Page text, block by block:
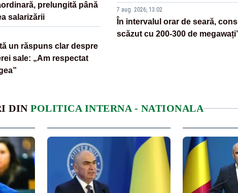
prelungită până
salarizării
un răspuns clar despre
sale: „Am respectat
7 aug. 2026, 13:02
În intervalul orar de seară,
scăzut cu 200-300 de
DIN POLITICA INTERNA - NATIONALA